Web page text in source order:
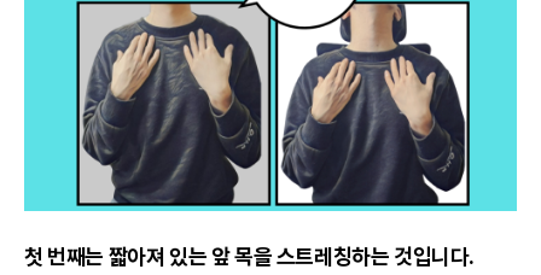
첫 번째는 짧아져 있는 앞 목을 스트레칭하는 것입니다.